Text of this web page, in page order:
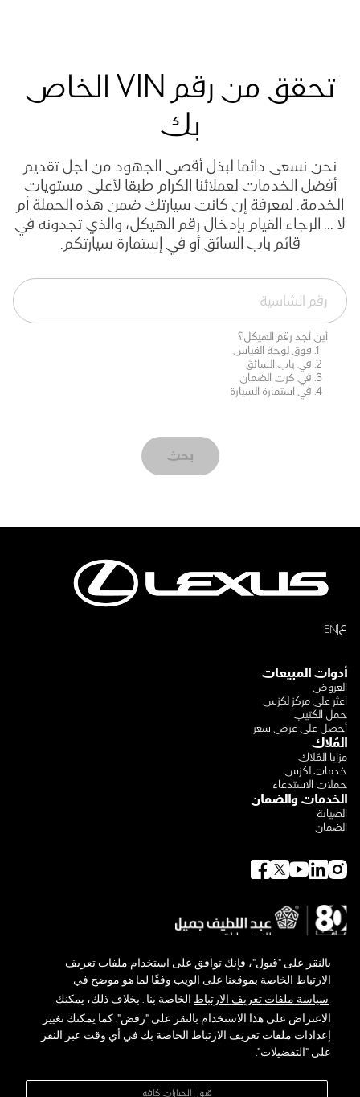
بالنقر على "قبول"، فإنك توافق على استخدام ملفات تعريف
الارتباط الخاصة بموقعنا على الويب وفقًا لما هو موضح في
سياسة ملفات تعريف الارتباط الخاصة بنا . بخلاف ذلك، يمكنك
الاعتراض على هذا الاستخدام بالنقر على "رفض". كما يمكنك تغيير
إعدادات ملفات تعريف الارتباط الخاصة بك في أي وقت عبر النقر
على "التفضيلات".
قبول الخيارات كافة
تحقق من رقم VIN الخاص
بك
نحن نسعى دائما لبذل أقصى الجهود من اجل تقديم
أفضل الخدمات لعملائنا الكرام طبقا لأعلى مستويات
الخدمة. لمعرفة إن كانت سيارتك ضمن هذه الحملة أم
لا ... الرجاء القيام بإدخال رقم الهيكل، والذي تجدونه في
قائم باب السائق أو في إستمارة سيارتكم.
أين أجد رقم الهيكل؟
فوق لوحة القياس
في باب السائق
في كرت الضمان
في استمارة السيارة
بحث
ع EN
أدوات المبيعات
العروض
اعثر على مركز لكزس
حمل الكتيب
أحصل على عرض سعر
المُلاك
مزايا المُلاك
خدمات لكزس
حملات الاستدعاء
الخدمات والضمان
الصيانة
الضمان
حول لكزس
توجه لكزس البيئي
المعرض والأخبار
تواصل معنا